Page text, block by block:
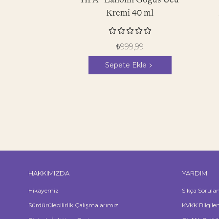
Kremi 40 ml

₺999,99
Sepete Ekle
HAKKIMIZDA
Hikayemiz
Sürdürülebilirlik Çalışmalarımız
YARDIM
Sıkça
KVKK